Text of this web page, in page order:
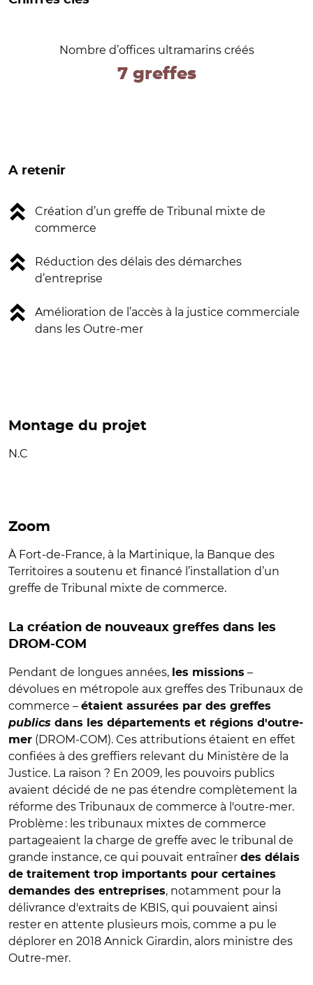
Nombre d’offices ultramarins créés
7 greffes
A retenir
Création d’un greffe de Tribunal mixte de
commerce
Réduction des délais des démarches
d’entreprise
Amélioration de l’accès à la justice commerciale
dans les Outre-mer
Montage du projet
N.C
Zoom
À Fort-de-France, à la Martinique, la Banque des
Territoires a soutenu et financé l’installation d’un
greffe de Tribunal mixte de commerce.
La création de nouveaux greffes dans les
DROM-COM
Pendant de longues années, les missions –
dévolues en métropole aux greffes des Tribunaux de
commerce – étaient assurées par des greffes
publics dans les départements et régions d'outre-
mer (DROM-COM). Ces attributions étaient en effet
confiées à des greffiers relevant du Ministère de la
Justice. La raison ? En 2009, les pouvoirs publics
avaient décidé de ne pas étendre complètement la
réforme des Tribunaux de commerce à l'outre-mer.
Problème : les tribunaux mixtes de commerce
partageaient la charge de greffe avec le tribunal de
grande instance, ce qui pouvait entraîner des délais
de traitement trop importants pour certaines
demandes des entreprises, notamment pour la
délivrance d'extraits de KBIS, qui pouvaient ainsi
rester en attente plusieurs mois, comme a pu le
déplorer en 2018 Annick Girardin, alors ministre des
Outre-mer.